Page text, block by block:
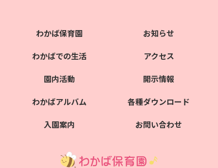
わかば保育園
わかばでの生活
園内活動
わかばアルバム
入園案内
お知らせ
アクセス
開示情報
各種ダウンロード
お問い合わせ